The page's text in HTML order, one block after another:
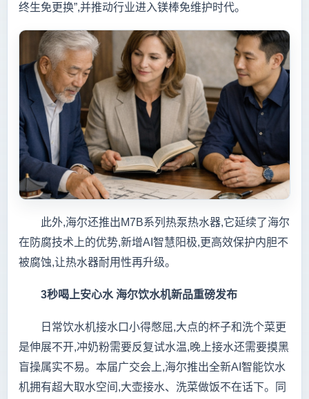
终生免更换”,并推动行业进入镁棒免维护时代。
此外,海尔还推出M7B系列热泵热水器,它延续了海尔
在防腐技术上的优势,新增AI智慧阳极,更高效保护内胆不
被腐蚀,让热水器耐用性再升级。
3秒喝上安心水 海尔饮水机新品重磅发布
日常饮水机接水口小得憋屈,大点的杯子和洗个菜更
是伸展不开,冲奶粉需要反复试水温,晚上接水还需要摸黑
盲操属实不易。本届广交会上,海尔推出全新AI智能饮水
机拥有超大取水空间,大壶接水、洗菜做饭不在话下。同